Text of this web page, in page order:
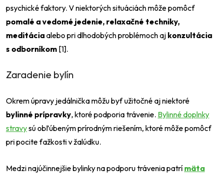
psychické faktory. V niektorých situáciách môže pomôcť
pomalé a vedomé jedenie, relaxačné techniky,
meditáciaalebo pri dlhodobých problémoch aj konzultácia
s odborníkom [1].
Zaradenie bylín
Okrem úpravy jedálnička môžu byť užitočné aj niektoré
bylinné prípravky, ktoré podporia trávenie. Bylinné doplnky
stravysú obľúbeným prírodným riešením, ktoré môže pomôcť
pri pocite ťažkosti v žalúdku.
Medzi najúčinnejšie bylinky na podporu trávenia patrí mäta